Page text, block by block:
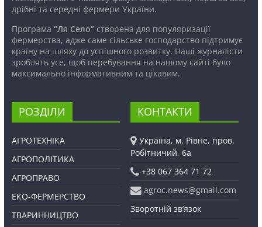
дрібні та середні фермери України.
Програма “Ля Село”створена для популяризації
фермерства, адже саме сільське господарство підтримує
країну на шляху до успішного розвитку. Наші журналісти
зроблять усе, щоб перебування на нашому сайті було
максимально інформативним та цікавим.
РОЗДІЛИ
АГРОТЕХНІКА
АГРОПОЛІТИКА
АГРОПРАВО
ЕКО-ФЕРМЕРСТВО
ТВАРИННИЦТВО
КОНТАКТИ
Україна, м. Рівне, пров.
Робітничий, 6а
+38 067 364 71 72
agroc.news@gmail.com
Зворотній зв’язок